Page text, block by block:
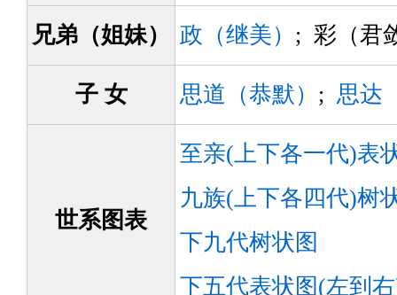
兄弟（姐妹） 政（继美） ; 彩（君
子 女 思道（恭默） ; 思达
世系图表
至亲(上下各一代)表
九族(上下各四代)树
下九代树状图
下五代表状图(左到